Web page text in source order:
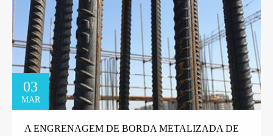
03
MAR
A ENGRENAGEM DE BORDA METALIZADA DE